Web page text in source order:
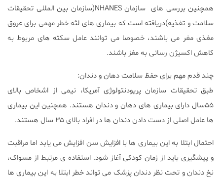
همچنین بررسی های سازمان NHANES(سازمان بین المللی تحقیقات
سلامت و تغذیه)دریافته است که بیماری های لثه خطر مهمی برای عروق
مغذی مغر می باشند، خصوصا می توانند عامل سکته های مربوط به
کاهش اکسیژن رسانی به مغز باشند.
چند قدم مهم برای حفظ سلامت دهان و دندان:
طبق تحقیقات سازمان پریودنتولوژی آمریکا، نیمی از اشخاص بالای
۵۵سال دارای بیماری های دهان و دندان هستند. همچنین این بیماری
ها عامل اصلی از دست دادن دندان ها در افراد بالای ۳۵ سال هستند.
احتمال ابتلا به این بیماری ها با افزایش سن افزایش می یابد اما مراقبت
و پیشگیری باید از زمان کودکی آغاز شود. استفاده ی مرتبط از مسواک،
نخ دندان و تحت نظر دندان پزشک می تواند خطر ابتلا به این بیماری ها